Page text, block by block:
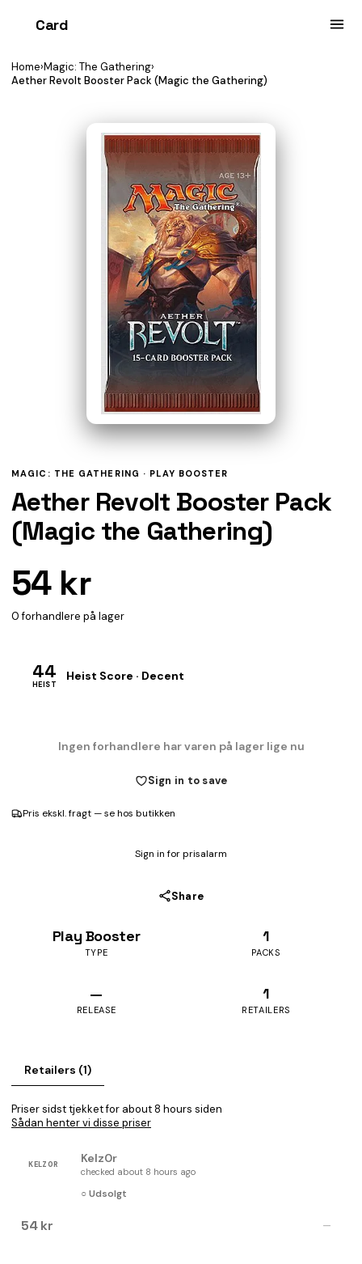
Card
Home›Magic: The Gathering›
Aether Revolt Booster Pack (Magic the Gathering)
MAGIC: THE GATHERING · PLAY BOOSTER
Aether Revolt Booster Pack
(Magic the Gathering)
54 kr
0 forhandlere på lager
44
HEIST
Heist Score · Decent
Ingen forhandlere har varen på lager lige nu
Sign in to save
Pris ekskl. fragt — se hos butikken
Sign in for prisalarm
Share
Play Booster
TYPE
1
PACKS
—
RELEASE
1
RETAILERS
Retailers (1)
Priser sidst tjekket for about 8 hours siden
Sådan henter vi disse priser
KELZ0R Kelz0r
checked about 8 hours ago
○ Udsolgt
54 kr —